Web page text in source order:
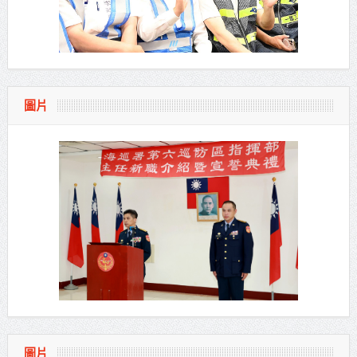
圖片
圖片